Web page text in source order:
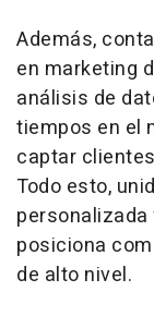
Además,
en marketing
análisis de
tiempos en el
captar
Todo esto,
posiciona
de alto nivel.